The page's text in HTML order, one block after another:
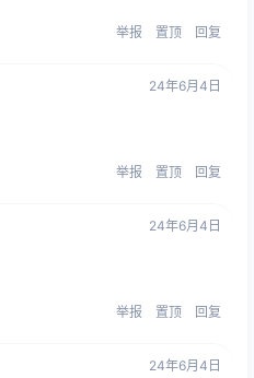
举报 置顶 回复
24年6月4日
举报 置顶 回复
24年6月4日
举报 置顶 回复
24年6月4日